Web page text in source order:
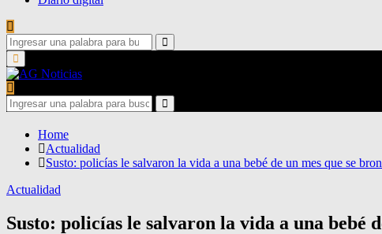
Search
for:
Search
Primary
Menu
Search
for:
Search
Home
Actualidad
Susto: policías le salvaron la vida a una bebé de un mes que se
Actualidad
Susto: policías le salvaron la vida a una bebé